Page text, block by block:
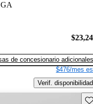
de concesionario adicionales
$476/mes
Verif. disponibilidad